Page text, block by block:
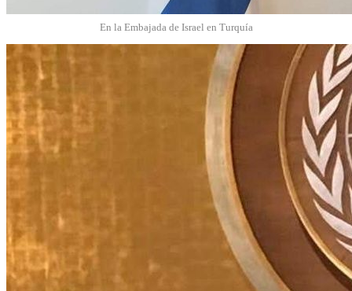
En la Embajada de Israel en Turquía